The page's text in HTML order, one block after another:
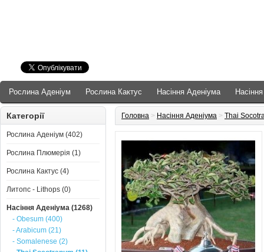
Рослина Аденіум Рослина Кактус Насіння Аденіума
Категорії
Рослина Аденіум (402)
Рослина Плюмерія (1)
Рослина Кактус (4)
Литопс - Lithops (0)
Насіння Аденіума (1268)
- Obesum (400)
- Arabicum (21)
- Somalenese (2)
Головна > Насіння Аденіума > Thai